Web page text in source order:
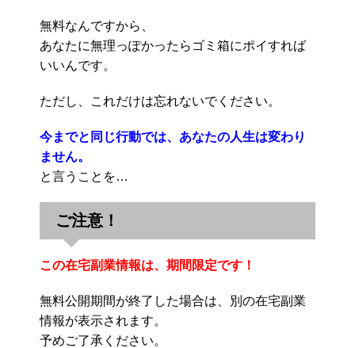
無料なんですから、
あなたに無理っぽかったらゴミ箱にポイすれば
いいんです。
ただし、これだけは忘れないでください。
今までと同じ行動では、あなたの人生は変わり
ません。
と言うことを…
ご注意！
この在宅副業情報は、期間限定です！
無料公開期間が終了した場合は、別の在宅副業
情報が表示されます。
予めご了承ください。